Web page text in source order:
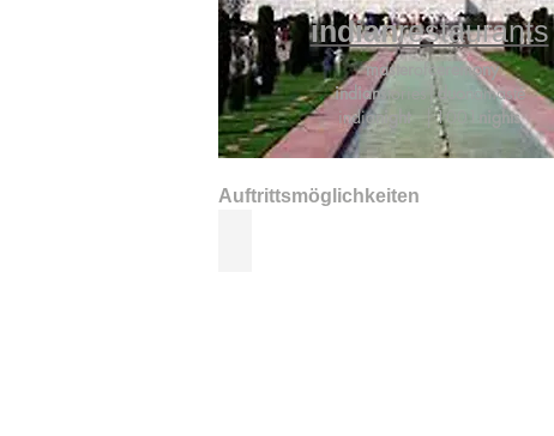
indianrestaurants
master of ceremony
indianstories │duo
namasté
indianight │1001 nights
Auftrittsmöglichkeiten